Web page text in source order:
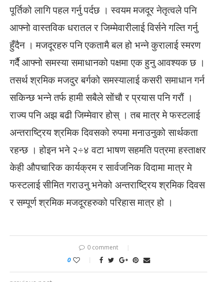
पूर्तिको लागि पहल गर्नु पर्दछ । स्वयम मजदूर नेतृत्वले पनि
आफ्नो वास्तविक धरातल र जिम्मेवारीलाई विर्सने गल्ति गर्नु
हुँदैन । मजदूरहरु पनि एकतामै बल हो भन्ने कुरालाई स्मरण
गर्दैै आफ्नो समस्या समाधानको पक्षमा एक हुनु आवश्यक छ ।
तसर्थ श्रमिक मजदुर बर्गको समस्यालाई कसरी समाधान गर्न
सकिन्छ भन्ने तर्फ हामी सबैले सोंचौ र प्रयास पनि गरौं ।
राज्य पनि अझ बढी जिम्मेवार होस् । तब मात्र मे फस्टलाई
अन्तराष्ट्रिय श्रमिक दिवसको रुपमा मनाउनुको सार्थकता
रहन्छ । होइन भने २÷४ वटा भाषण सहमति पत्रमा हस्ताक्षर
केही औपचारिक कार्यक्रम र सार्वजनिक विदामा मात्र मे
फस्टलाई सीमित गराउनु भनेको अन्तराष्ट्रिय श्रमिक दिवस
र सम्पूर्ण श्रमिक मजदूरहरुको परिहास मात्र हो ।
0 comment
0